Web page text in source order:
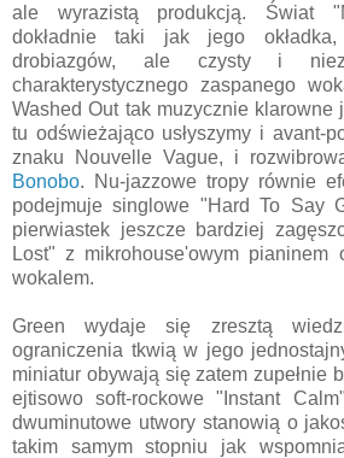
ale wyrazistą produkcją. Świat
dokładnie taki jak jego
drobiazgów, ale czysty i
charakterystycznego zaspanego
Washed Out tak muzycznie klarowne
tu odświeżająco usłyszymy i avant-
znaku
Nouvelle Vague, i
Bonobo. Nu-jazzowe tropy równie
podejmuje singlowe "Hard To Say
pierwiastek jeszcze bardziej
Lost" z mikrohouse'owym pianinem
wokalem.
Green wydaje się zresztą
ograniczenia tkwią w jego
miniatur obywają się zatem zupełnie
ejtisowo soft-rockowe "Instant
dwuminutowe utwory stanowią o
takim samym stopniu jak